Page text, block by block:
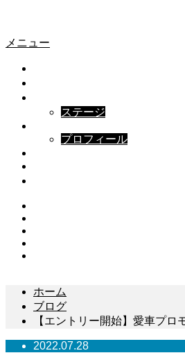
メニュー
ステージ
プロフィール
ホーム
ブログ
【エントリー開始】愛車プ
2022.07.28